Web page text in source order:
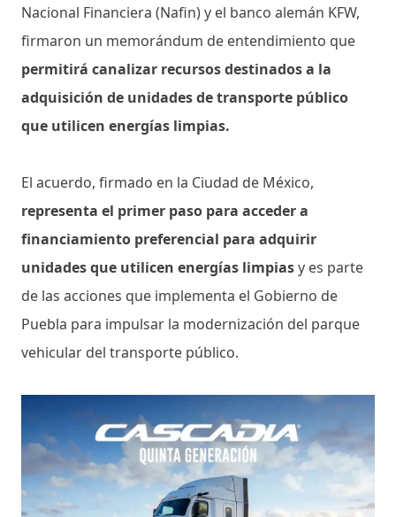
Nacional Financiera (Nafin) y el banco alemán KFW,
firmaron un memorándum de entendimiento que
permitirá canalizar recursos destinados a la
adquisición de unidades de transporte público
que utilicen energías limpias.
El acuerdo, firmado en la Ciudad de México,
representa el primer paso para acceder a
financiamiento preferencial para adquirir
unidades que utilicen energías limpiasy es parte
de las acciones que implementa el Gobierno de
Puebla para impulsar la modernización del parque
vehicular del transporte público.